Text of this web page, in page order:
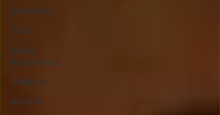
Sertanejo
Soul
Violão
instumental
Católicas
Infantil